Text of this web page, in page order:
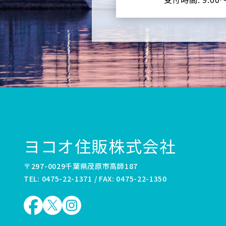
ヨコオ住販株式会社
〒297-0029千葉県茂原市高師187
TEL: 0475-22-1371 / FAX: 0475-22-1350